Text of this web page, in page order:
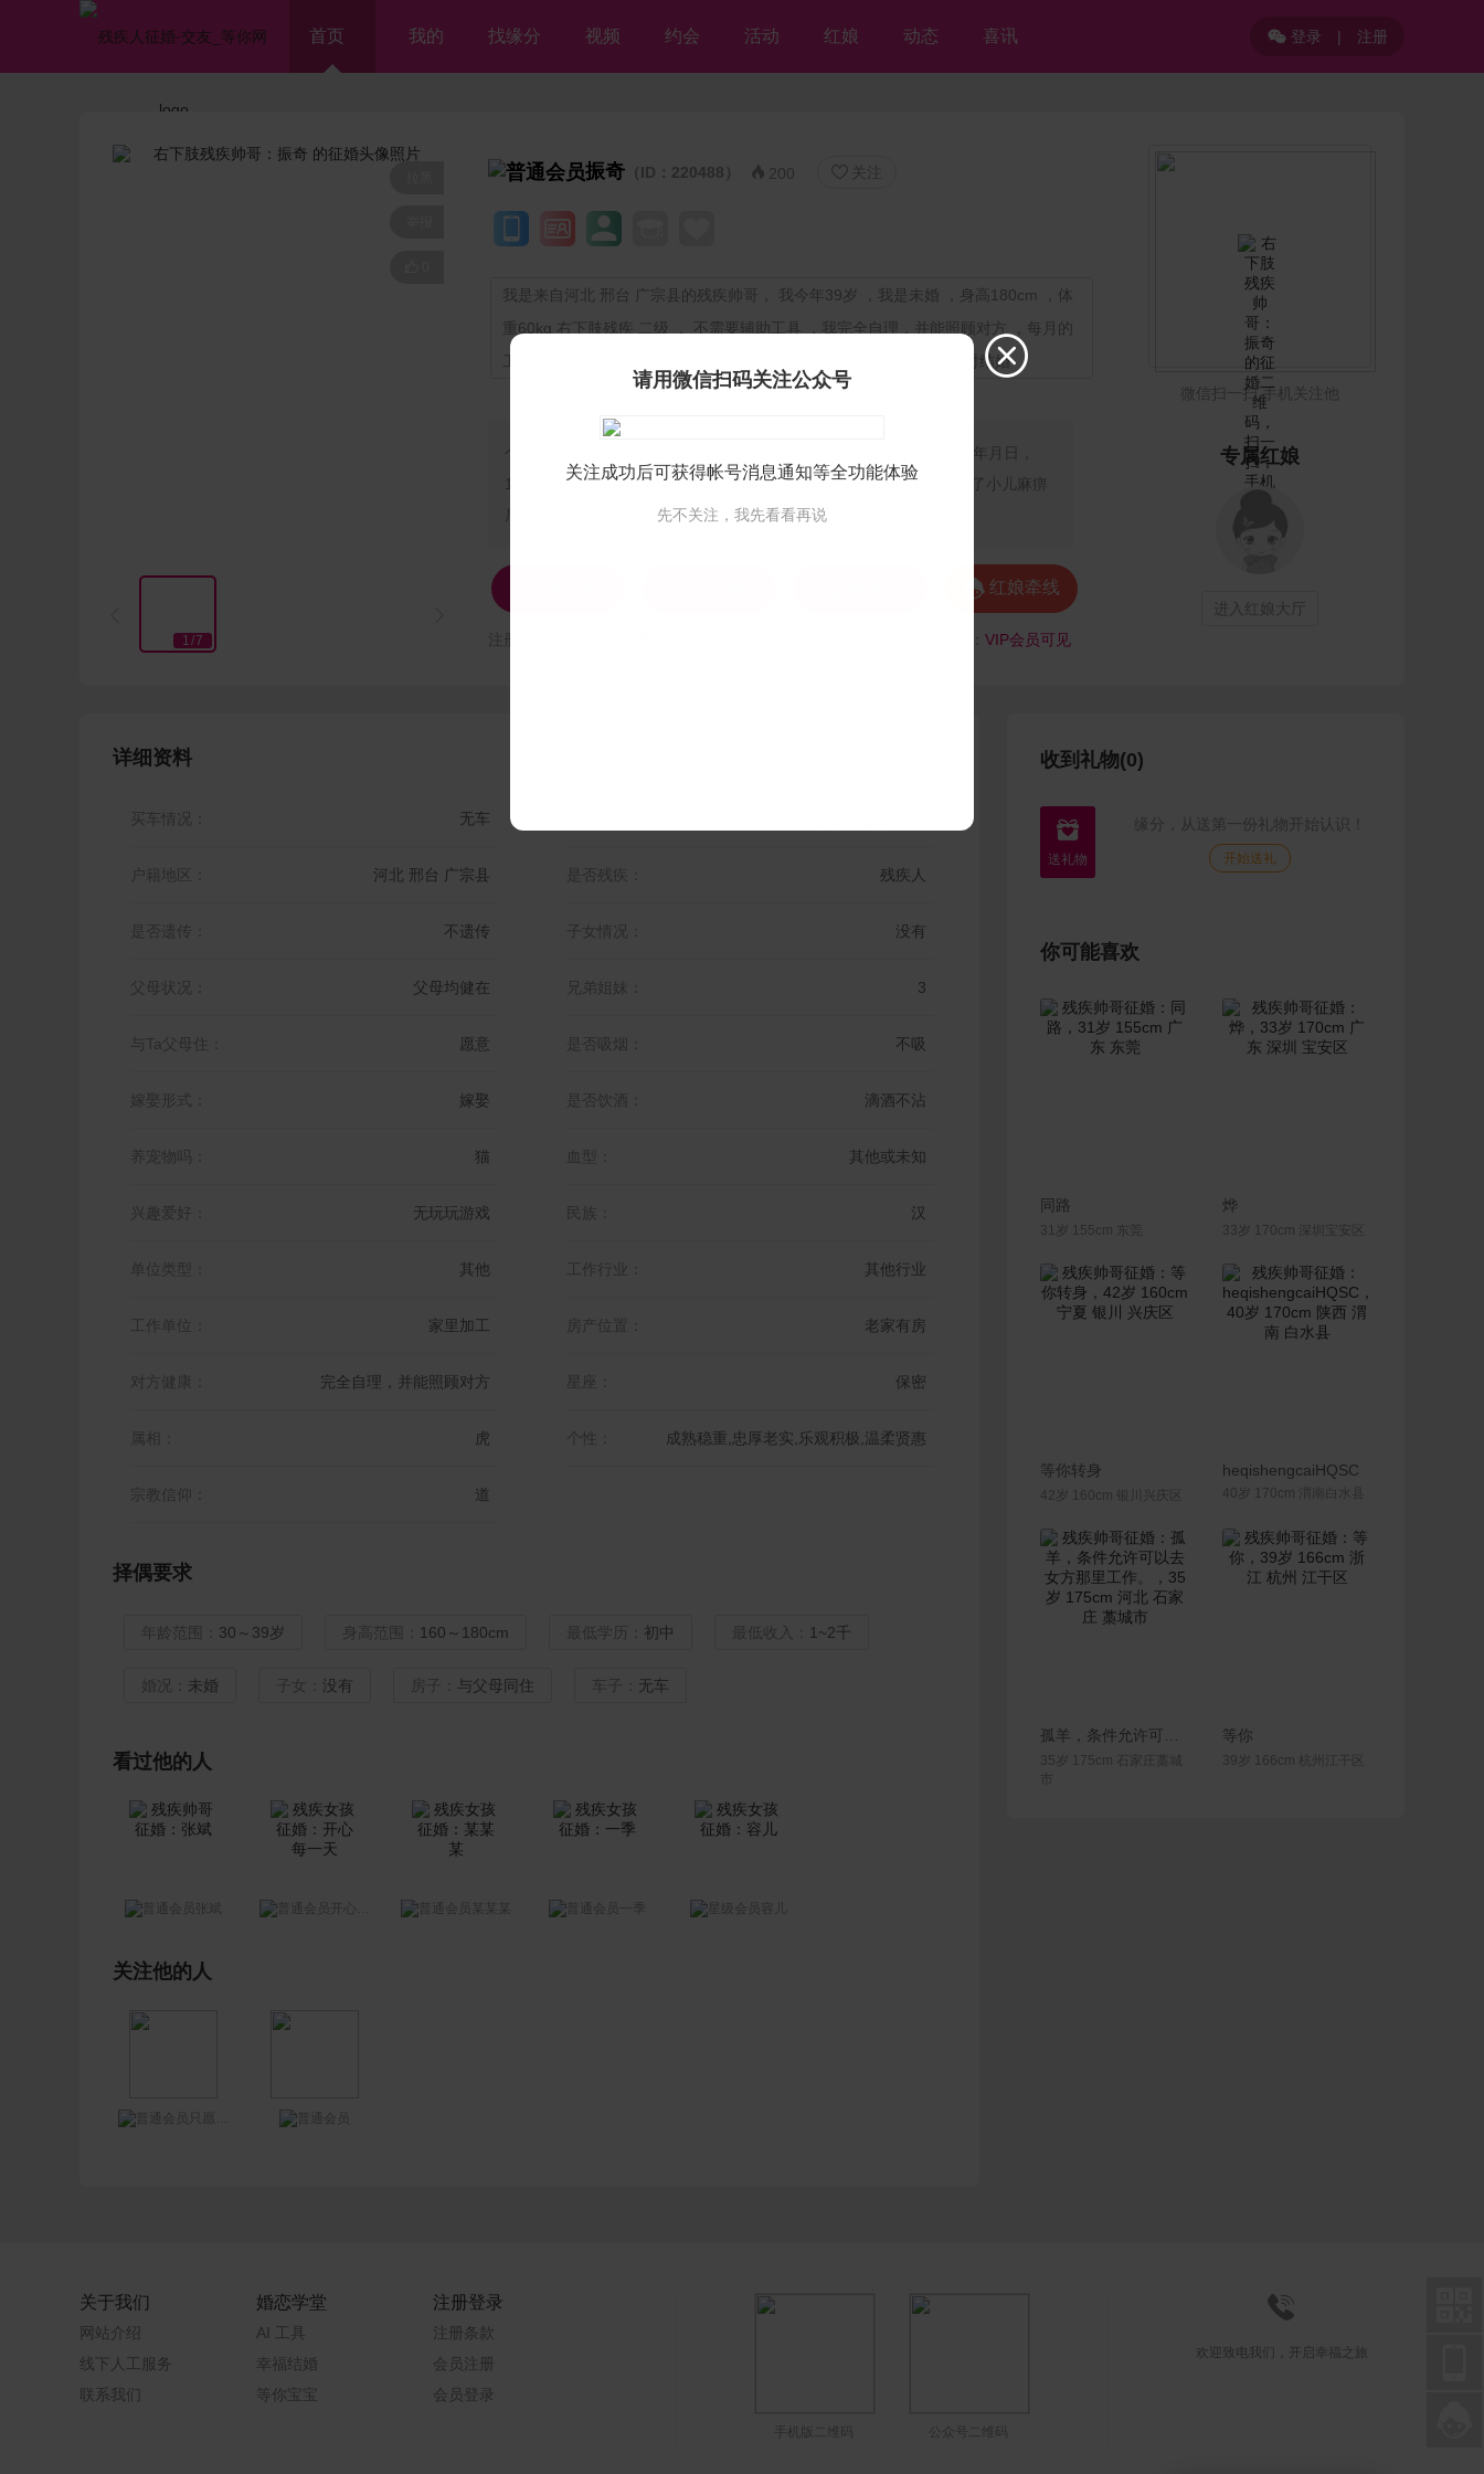
首页 我的 找缘分 视频 约会 活动 红娘 动态 喜讯 登录 | 注册
1/7
振奇 （ID：220488）  200  关注
我是来自河北 邢台 广宗县的残疾帅哥， 我今年39岁 ，我是未婚 ，身高180cm ，体
重60kg 右下肢残疾 二级 ， 不需要辅助工具 ，我完全自理，并能照顾对方 ，每月的
工资3~5千 ，学历是初中 ，目前做农民 ，家里与父母同住 ，期望随时结婚
个人独白：
所在地区，河北省广宗县冯家寨乡，村名高家庄村。出生年月日，
1986年9月27日。性别男，姓名高振超名字，年龄36岁残疾类型腿得了小儿麻痹
后遗症。残疾证等级，2级残疾证。学历，小学5年级...
 红娘牵线
VIP会员可见
微信扫一扫 手机关注他
专属红娘
进入红娘大厅
详细资料
买车情况： 无车
户籍地区： 河北 邢台 广宗县 是否残疾： 残疾人
是否遗传： 不遗传 子女情况： 没有
父母状况： 父母均健在 兄弟姐妹： 3
与Ta父母住： 愿意 是否吸烟： 不吸
嫁娶形式： 嫁娶 是否饮酒： 滴酒不沾
养宠物吗： 猫 血型： 其他或未知
兴趣爱好： 无玩玩游戏 民族： 汉
单位类型： 其他 工作行业： 其他行业
工作单位： 家里加工 房产位置： 老家有房
对方健康： 完全自理，并能照顾对方 星座： 保密
属相： 虎 个性： 成熟稳重,忠厚老实,乐观积极,温柔贤惠
宗教信仰： 道
择偶要求
年龄范围： 30～39岁 身高范围： 160～180cm 最低学历： 初中 最低收入： 1~2千
婚况： 未婚 子女： 没有 房子： 与父母同住 车子： 无车
看过他的人
张斌 开心每一天 某某某 容儿
关注他的人
收到礼物(0)
 缘分，从送第一份礼物开始认识！
开始送礼
你可能喜欢
同路
31岁 155cm 东莞
烨
33岁 170cm 深圳宝安区
联系Ta
等你转身
42岁 160cm 银川兴庆区
联系Ta
heqishengcaiHQSC
40岁 170cm 渭南白水县
联系Ta
35岁 175cm 石家庄藁城
等你
39岁 166cm 杭州江干区
关于我们
网站介绍
线下人工服务
联系我们
婚恋学堂
AI 工具
幸福结婚
等你宝宝
注册登录
注册条款
会员注册
会员登录
手机版二维码 公众号二维码

欢迎致电我们，开启幸福之旅

请用微信扫码关注公众号
关注成功后可获得帐号消息通知等全功能体验
先不关注，我先看看再说